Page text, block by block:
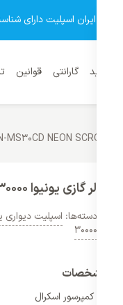
ایران اسپلیت دارای
خرید گارانتی قوانین
کولر گازی یونیوا 30000 مدل UN-MS30CD NEON SCROLL
دسته‌ها: اسپلیت دیواری
30000
مشخصات
کمپرسور اسکرال